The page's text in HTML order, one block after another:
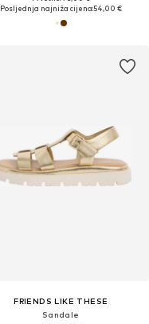
Posljednja najniža cijena:54,00 €
FRIENDS LIKE THESE
Sandale